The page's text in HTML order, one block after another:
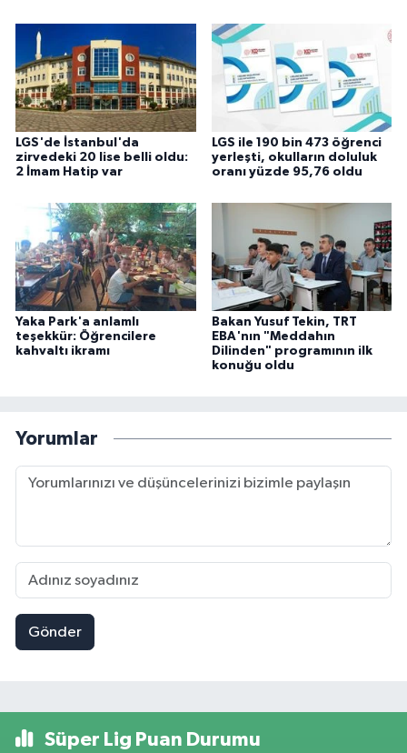
LGS'de İstanbul'da
zirvedeki 20 lise belli oldu:
2 İmam Hatip var
LGS ile 190 bin 473 öğrenci
yerleşti, okulların doluluk
oranı yüzde 95,76 oldu
Yaka Park'a anlamlı
teşekkür: Öğrencilere
kahvaltı ikramı
Bakan Yusuf Tekin, TRT
EBA'nın "Meddahın
Dilinden" programının ilk
konuğu oldu
Yorumlar
Gönder
Süper Lig Puan Durumu